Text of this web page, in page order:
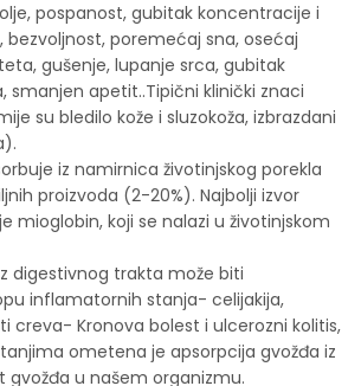
pospanost, gubitak koncentracije i
poremećaj sna, osećaj
gušenje, lupanje srca, gubitak
smanjen apetit..Tipični klinički znaci
su bledilo kože i sluzokoža, izbrazdani
iz namirnica životinjskog porekla
proizvoda (2-20%). Najbolji izvor
mioglobin, koji se nalazi u životinjskom
digestivnog trakta može biti
inflamatornih stanja- celijakija,
creva- Kronova bolest i ulcerozni kolitis,
ometena je apsorpcija gvožđa iz
gvožđa u našem organizmu.